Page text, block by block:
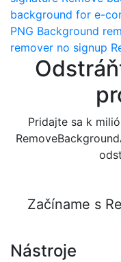
background for e-
PNG Background
remover no signup
Pridajte sa k
Začíname s
Nástroje